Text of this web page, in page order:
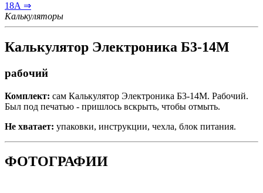
18А ⇒
Калькуляторы
Калькулятор Электроника Б3-14М
рабочий
Комплект: сам Калькулятор Электроника Б3-14М. Рабочий.
Был под печатью - пришлось вскрыть, чтобы отмыть.
Не хватает: упаковки, инструкции, чехла, блок питания.
ФОТОГРАФИИ